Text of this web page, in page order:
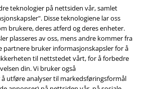
teknologier på nettsiden vår, samlet
Disse teknologiene lar oss
brukere, deres atferd og deres enheter.
plasseres av oss, mens andre kommer fra
partnere bruker informasjonskapsler for å
til nettstedet vårt, for å forbedre
din. Vi bruker også
utføre analyser til markedsføringsformål
Music Group Company